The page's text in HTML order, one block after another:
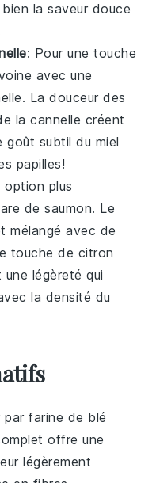
la saveur douce
: Pour une touche
avec une
. La douceur des
lacannelle créent
goût subtil du miel
papilles!
option plus
de saumon. Le
mélangé avec de
touche de citron
légèreté qui
la densité du
parfarine de blé
offre une
légèrement